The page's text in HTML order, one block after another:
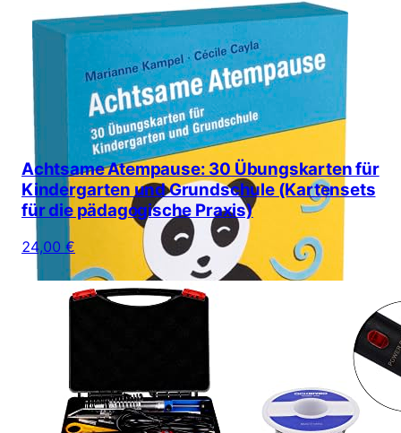
Achtsame Atempause: 30 Übungskarten für
Kindergarten und Grundschule (Kartensets
für die pädagogische Praxis)
24,00 €